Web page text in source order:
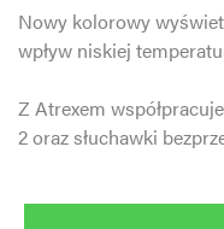
Nowy kolorowy
wpływ niskiej
Z Atrexem
2 oraz słuchawki